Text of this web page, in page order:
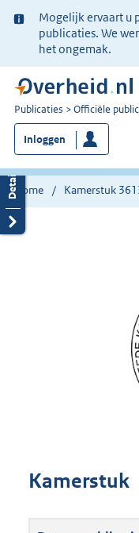
Ter
informatie:
Mogelijk ervaart u
publicaties. We
het ongemak.
U
bent
nu
hier:
Publicaties Officiële
Inloggen
Home Kamerstuk
Kamerstuk